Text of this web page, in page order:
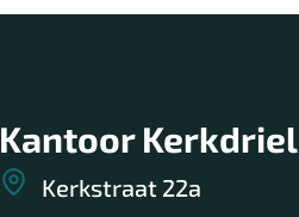
Kantoor Kerkdriel
Kerkstraat 22a